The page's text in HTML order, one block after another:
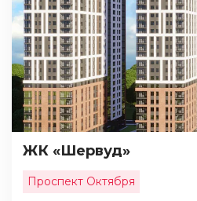
Показать
Найти
ЖК «Шервуд»
Проспект Октября